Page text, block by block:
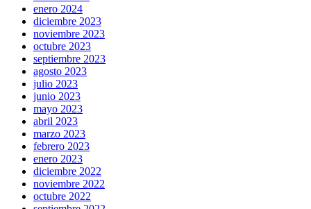
enero 2024
diciembre 2023
noviembre 2023
octubre 2023
septiembre 2023
agosto 2023
julio 2023
junio 2023
mayo 2023
abril 2023
marzo 2023
febrero 2023
enero 2023
diciembre 2022
noviembre 2022
octubre 2022